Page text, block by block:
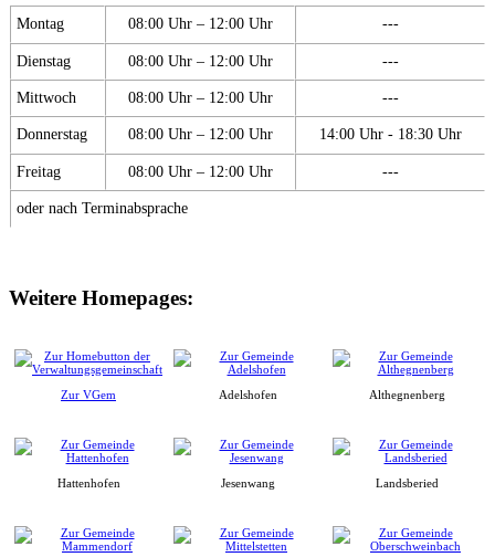
Montag 08:00 Uhr – 12:00 Uhr ---
Dienstag 08:00 Uhr – 12:00 Uhr ---
Mittwoch 08:00 Uhr – 12:00 Uhr ---
Donnerstag 08:00 Uhr – 12:00 Uhr 14:00 Uhr - 18:30 Uhr
Freitag 08:00 Uhr – 12:00 Uhr ---
oder nach Terminabsprache
Weitere Homepages:
Zur VGem Adelshofen Althegnenberg
Hattenhofen Jesenwang Landsberied